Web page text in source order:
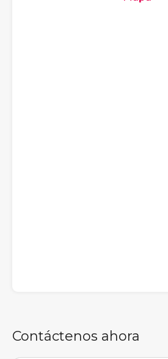
Contáctenos ahora